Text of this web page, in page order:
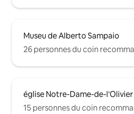
Museu de Alberto Sampaio
26 personnes du coin
église Notre-Dame-de-l'Olivier
15 personnes du coin